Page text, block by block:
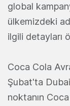
global
ülkemizdeki
ilgili detayları
Coca Cola
Şubat'ta
noktanın